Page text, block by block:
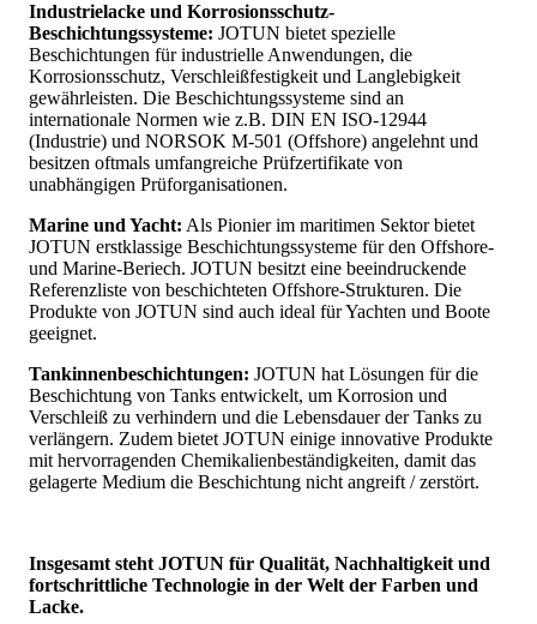
Industrielacke und Korrosionsschutz-
Beschichtungssysteme: JOTUN bietet spezielle
Beschichtungen für industrielle Anwendungen, die
Korrosionsschutz, Verschleißfestigkeit und Langlebigkeit
gewährleisten. Die Beschichtungssysteme sind an
internationale Normen wie z.B. DIN EN ISO-12944
(Industrie) und NORSOK M-501 (Offshore) angelehnt und
besitzen oftmals umfangreiche Prüfzertifikate von
unabhängigen Prüforganisationen.
Marine und Yacht: Als Pionier im maritimen Sektor bietet
JOTUN erstklassige Beschichtungssysteme für den Offshore-
und Marine-Beriech. JOTUN besitzt eine beeindruckende
Referenzliste von beschichteten Offshore-Strukturen. Die
Produkte von JOTUN sind auch ideal für Yachten und Boote
geeignet.
Tankinnenbeschichtungen: JOTUN hat Lösungen für die
Beschichtung von Tanks entwickelt, um Korrosion und
Verschleiß zu verhindern und die Lebensdauer der Tanks zu
verlängern. Zudem bietet JOTUN einige innovative Produkte
mit hervorragenden Chemikalienbeständigkeiten, damit das
gelagerte Medium die Beschichtung nicht angreift / zerstört.
Insgesamt steht JOTUN für Qualität, Nachhaltigkeit und
fortschrittliche Technologie in der Welt der Farben und
Lacke.